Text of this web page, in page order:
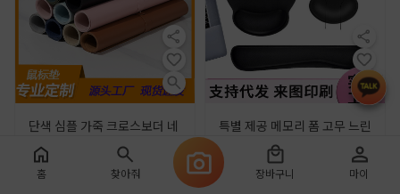
홈 찾아줘 장바구니 마이
단색 심플 가죽 크로스보더 네
일아트 매트 광고용 마우스 패
드 컴퓨터 노트북 사무용 게임
용 마우스 패드 맞춤 제작
230
특별 제공 메모리 폼 고무 느린
리바운드 손목 마우스 패드 손
목 패드 키보드 홀더 손 받침대
사무실 마우스 패드 대형
610